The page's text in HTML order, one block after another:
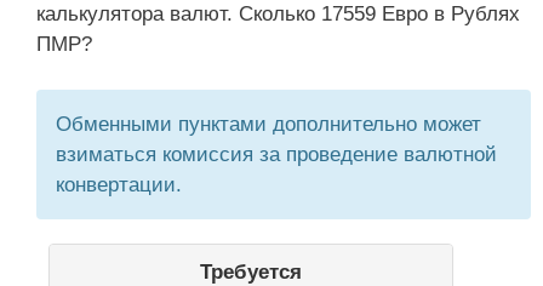
калькулятора валют. Сколько 17559 Евро в Рублях
ПМР?
Обменными пунктами дополнительно может
взиматься комиссия за проведение валютной
конвертации.
Требуется